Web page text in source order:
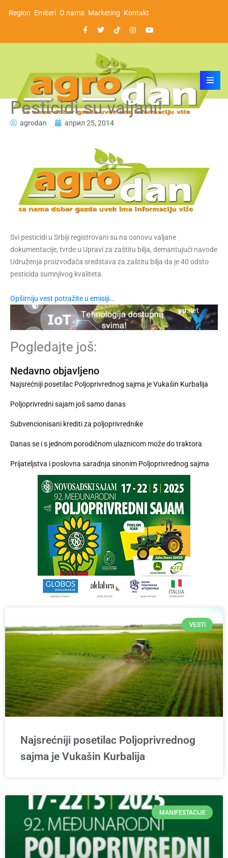
Region Emiteri O nama Marketing Kontakt
Pesticidi su valjani!
agrodan април 25, 2014
Svi pesticidi u Srbiji registrovani su na osnovu valjane
dokumentacije, tvrde u Upravi za zaštitu bilja, demantujući navode
Udruženja proizvođača sredstava za zaštitu bilja da je 40 odsto
pesticida sumnjivog kvaliteta.
Opširniju vest potražite u emisiji…
Pogledajte još:
Nedavno objavljeno
Najsrećniji posetilac Poljoprivrednog sajma je Vukašin Kurbalija
Poljoprivredni sajam još samo danas
Subvencionisani krediti za poljoprivrednike
Danas se i s jednom porodičnom ulaznicom može do traktora
Prijateljstva i poslovna saradnja sinonim Poljoprivrednog sajma
VESTI
Najsrećniji posetilac Poljoprivrednog
sajma je Vukašin Kurbalija
MANIFESTACIJE